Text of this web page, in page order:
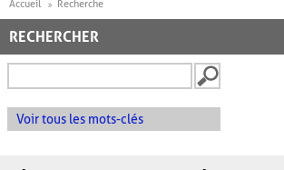
Accueil Recherche
RECHERCHER
Voir tous les mots-clés